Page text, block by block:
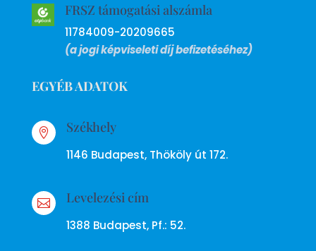
FRSZ támogatási alszámla
11784009-20209665
(a jogi képviseleti díj befizetéséhez)
EGYÉB ADATOK
 Székhely
1146 Budapest, Thököly út 172.
 Levelezési cím
1388 Budapest, Pf.: 52.